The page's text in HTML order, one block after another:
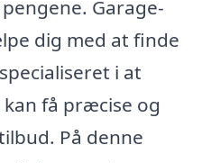
Garage-
dig med at finde
i at
få præcise og
På denne